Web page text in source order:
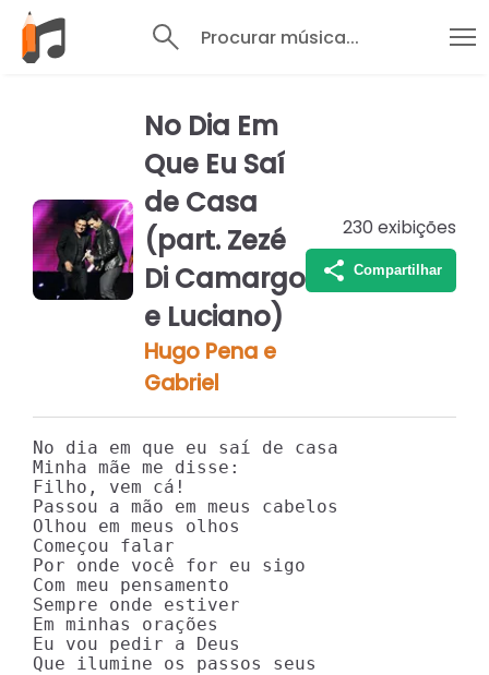
Procurar música...
No Dia Em
Que Eu Saí
de Casa
(part. Zezé
Di Camargo
e Luciano)
Hugo Pena e
Gabriel
230 exibições
Compartilhar
No dia em que eu saí de casa
Minha mãe me disse:
Filho, vem cá!
Passou a mão em meus cabelos
Olhou em meus olhos
Começou falar
Por onde você for eu sigo
Com meu pensamento
Sempre onde estiver
Em minhas orações
Eu vou pedir a Deus
Que ilumine os passos seus